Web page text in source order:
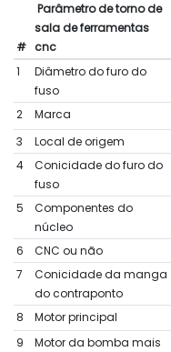
#
Parâmetro de torno de
sala de ferramentas
cnc
1
Diâmetro do furo do
fuso
2 Marca
3 Local de origem
4
Conicidade do furo do
fuso
5
Componentes do
núcleo
6 CNC ou não
7
Conicidade da manga
do contraponto
8 Motor principal
9
Motor da bomba mais